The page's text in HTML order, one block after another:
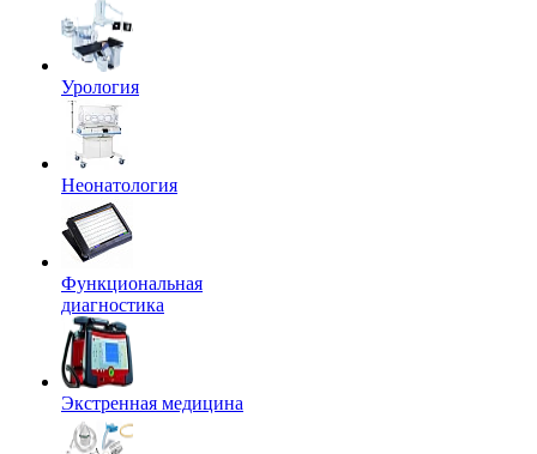
Урология
Неонатология
Функциональная
диагностика
Экстренная медицина